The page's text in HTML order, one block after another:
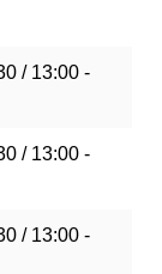
/ 13:00 -
/ 13:00 -
/ 13:00 -